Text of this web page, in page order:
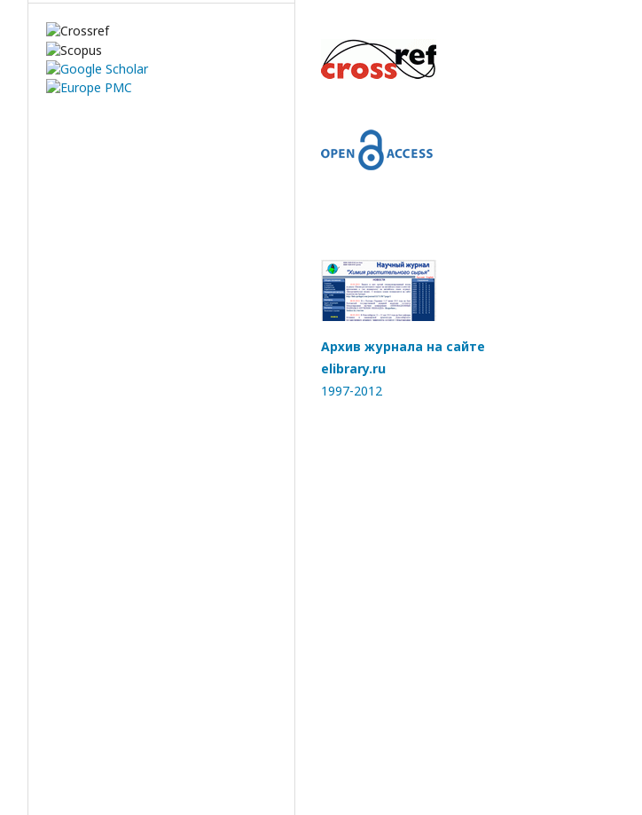
Архив журнала на сайте
elibrary.ru
1997-2012